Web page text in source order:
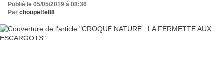
Publié le 05/05/2019 à 08:36
Par choupette88